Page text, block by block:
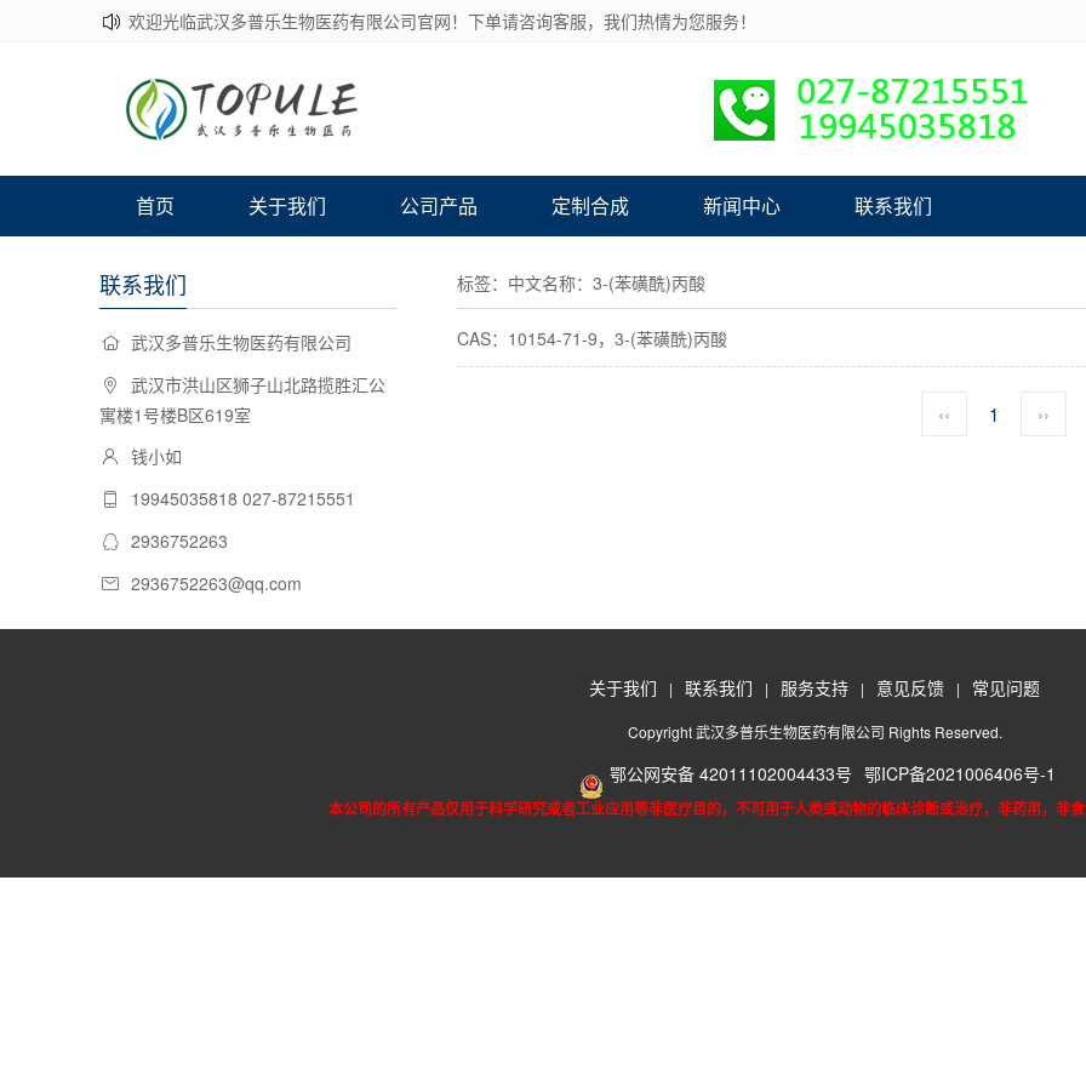
欢迎光临武汉多普乐生物医药有限公司官网！下单请咨询客服，我们热情为您服务！
首页 关于我们 公司产品 定制合成 新闻中心 联系我们
联系我们
武汉多普乐生物医药有限公司
武汉市洪山区狮子山北路揽胜汇公
寓楼1号楼B区619室
钱小如
19945035818 027-87215551
2936752263
2936752263@qq.com
标签：中文名称：3-(苯磺酰)丙酸
CAS：10154-71-9，3-(苯磺酰)丙酸
‹‹ 1 ››
关于我们 | 联系我们 | 服务支持 | 意见反馈 | 常见问题
Copyright 武汉多普乐生物医药有限公司 Rights Reserved.
鄂公网安备 42011102004433号 鄂ICP备2021006406号-1
本公司的所有产品仅用于科学研究或者工业应用等非医疗目的，不可用于人类或动物的临床诊断或治疗，非药用，非食